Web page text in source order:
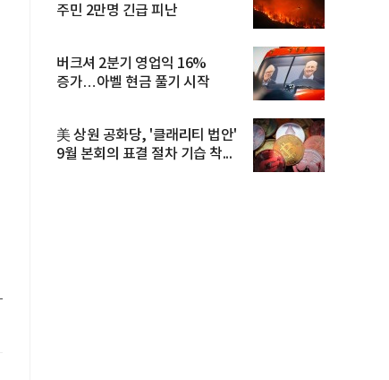
주민 2만명 긴급 피난
버크셔 2분기 영업익 16%
증가…아벨 현금 풀기 시작
美 상원 공화당, '클래리티 법안'
9월 본회의 표결 절차 기습 착...